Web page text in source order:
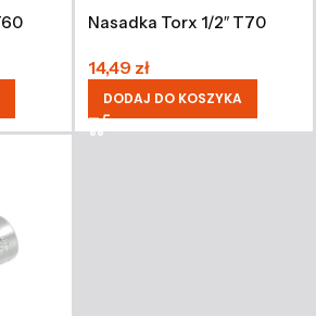
Nasadka Torx 1/2″ T70
14,49 zł
DODAJ DO KOSZYKA